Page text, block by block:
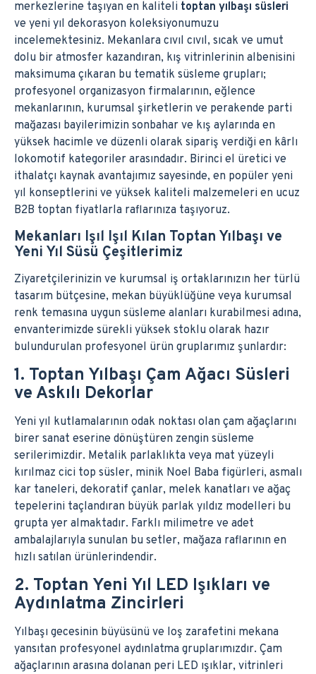
merkezlerine taşıyan en kaliteli toptan yılbaşı süsleri
ve yeni yıl dekorasyon koleksiyonumuzu
incelemektesiniz. Mekanlara cıvıl cıvıl, sıcak ve umut
dolu bir atmosfer kazandıran, kış vitrinlerinin albenisini
maksimuma çıkaran bu tematik süsleme grupları;
profesyonel organizasyon firmalarının, eğlence
mekanlarının, kurumsal şirketlerin ve perakende parti
mağazası bayilerimizin sonbahar ve kış aylarında en
yüksek hacimle ve düzenli olarak sipariş verdiği en kârlı
lokomotif kategoriler arasındadır. Birinci el üretici ve
ithalatçı kaynak avantajımız sayesinde, en popüler yeni
yıl konseptlerini ve yüksek kaliteli malzemeleri en ucuz
B2B toptan fiyatlarla raflarınıza taşıyoruz.
Mekanları Işıl Işıl Kılan Toptan Yılbaşı ve
Yeni Yıl Süsü Çeşitlerimiz
Ziyaretçilerinizin ve kurumsal iş ortaklarınızın her türlü
tasarım bütçesine, mekan büyüklüğüne veya kurumsal
renk temasına uygun süsleme alanları kurabilmesi adına,
envanterimizde sürekli yüksek stoklu olarak hazır
bulundurulan profesyonel ürün gruplarımız şunlardır:
1. Toptan Yılbaşı Çam Ağacı Süsleri
ve Askılı Dekorlar
Yeni yıl kutlamalarının odak noktası olan çam ağaçlarını
birer sanat eserine dönüştüren zengin süsleme
serilerimizdir. Metalik parlaklıkta veya mat yüzeyli
kırılmaz cici top süsler, minik Noel Baba figürleri, asmalı
kar taneleri, dekoratif çanlar, melek kanatları ve ağaç
tepelerini taçlandıran büyük parlak yıldız modelleri bu
grupta yer almaktadır. Farklı milimetre ve adet
ambalajlarıyla sunulan bu setler, mağaza raflarının en
hızlı satılan ürünlerindendir.
2. Toptan Yeni Yıl LED Işıkları ve
Aydınlatma Zincirleri
Yılbaşı gecesinin büyüsünü ve loş zarafetini mekana
yansıtan profesyonel aydınlatma gruplarımızdır. Çam
ağaçlarının arasına dolanan peri LED ışıklar, vitrinleri